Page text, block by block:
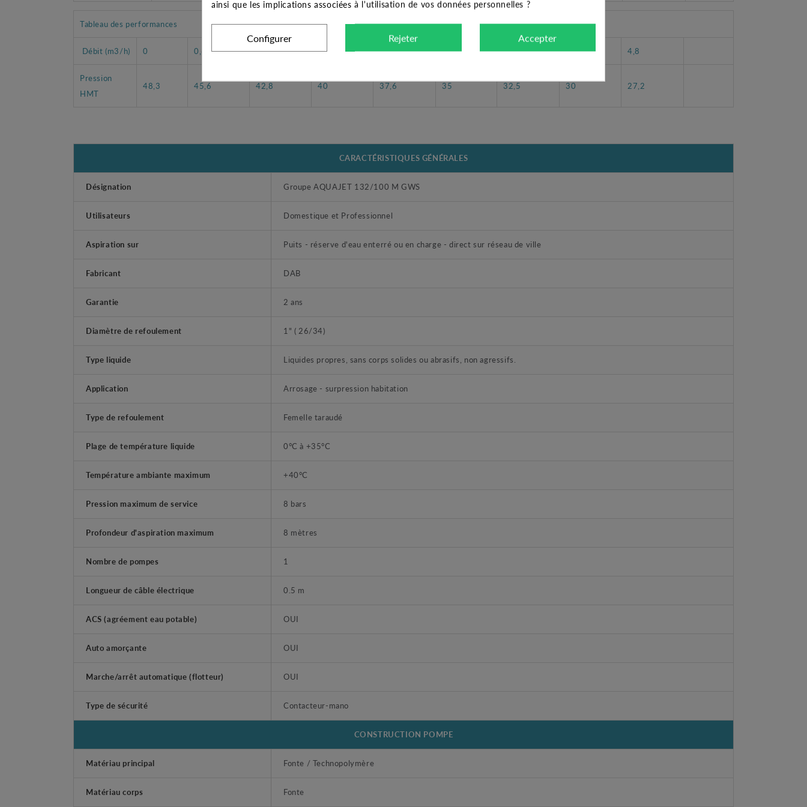
Tableau des performances
Débit (m3/h) 0 0,6 1,2 1,8 2,4 3 3,6 4,2 4,8
Pression
HMT
48,3 45,6 42,8 40 37,6 35 32,5 30 27,2
CARACTÉRISTIQUES GÉNÉRALES
Désignation Groupe AQUAJET 132/100 M GWS
Utilisateurs Domestique et Professionnel
Aspiration sur Puits - réserve d'eau enterré ou en charge - direct sur réseau de ville
Fabricant DAB
Garantie 2 ans
Diamètre de refoulement 1" ( 26/34)
Type liquide Liquides propres, sans corps solides ou abrasifs, non agressifs.
Application Arrosage - surpression habitation
Type de refoulement Femelle taraudé
Plage de température liquide 0°C à +35°C
Température ambiante maximum +40°C
Pression maximum de service 8 bars
Profondeur d'aspiration maximum 8 mètres
Nombre de pompes 1
Longueur de câble électrique 0.5 m
ACS (agréement eau potable) OUI
Auto amorçante OUI
Marche/arrêt automatique (flotteur) OUI
Type de sécurité Contacteur-mano
CONSTRUCTION POMPE
Matériau principal Fonte / Technopolymère
Matériau corps Fonte
ainsi que les implications associées à l'utilisation de vos données personnelles ?
Configurer Rejeter Accepter